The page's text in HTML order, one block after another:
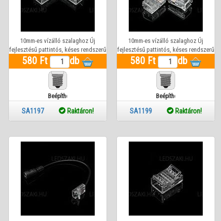
10mm-es vízálló szalaghoz Új
fejlesztésű pattintós, késes rendszerű
ledszalag toldó elem (90°-os
vezetékes idom)
580 Ft db
Beépíthető
SA1197 Raktáron!
10mm-es vízálló szalaghoz Új
fejlesztésű pattintós, késes rendszerű
ledszalag toldó elem ( X- elágazás
idom) 10mm-es szalaghoz
580 Ft db
Beépíthető
SA1199 Raktáron!